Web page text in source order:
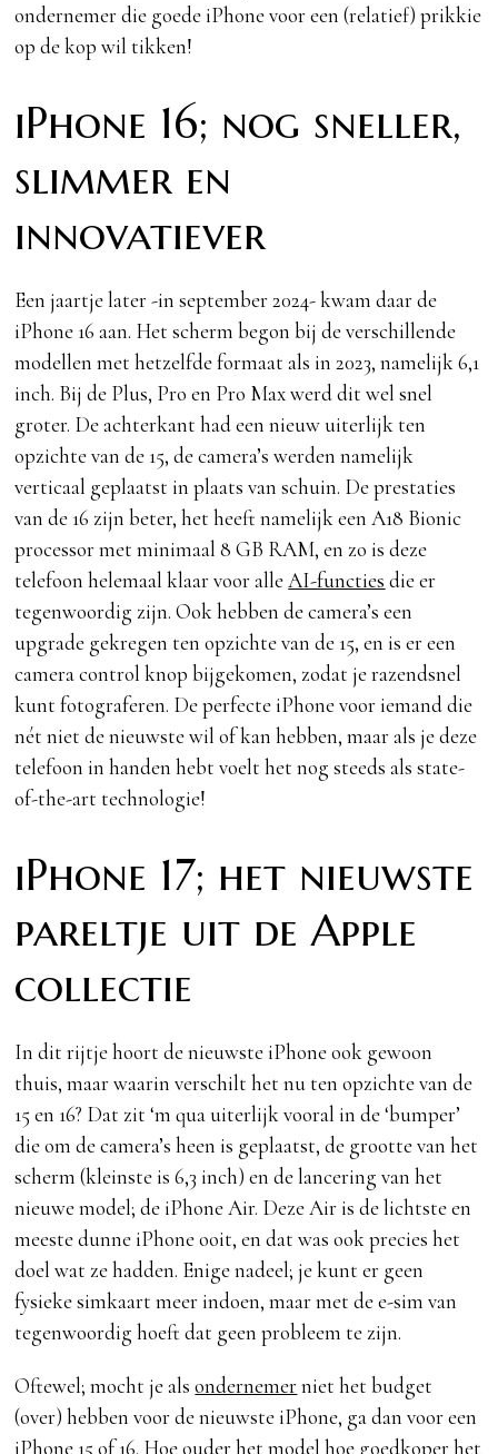
ondernemer die goede iPhone voor een (relatief) prikkie
op de kop wil tikken!
iPhone 16; nog sneller,
slimmer en
innovatiever
Een jaartje later -in september 2024- kwam daar de
iPhone 16 aan. Het scherm begon bij de verschillende
modellen met hetzelfde formaat als in 2023, namelijk 6,1
inch. Bij de Plus, Pro en Pro Max werd dit wel snel
groter. De achterkant had een nieuw uiterlijk ten
opzichte van de 15, de camera’s werden namelijk
verticaal geplaatst in plaats van schuin. De prestaties
van de 16 zijn beter, het heeft namelijk een A18 Bionic
processor met minimaal 8 GB RAM, en zo is deze
telefoon helemaal klaar voor alleAI-functies die er
tegenwoordig zijn. Ook hebben de camera’s een
upgrade gekregen ten opzichte van de 15, en is er een
camera control knop bijgekomen, zodat je razendsnel
kunt fotograferen. De perfecte iPhone voor iemand die
nét niet de nieuwste wil of kan hebben, maar als je deze
telefoon in handen hebt voelt het nog steeds als state-
of-the-art technologie!
iPhone 17; het nieuwste
pareltje uit de Apple
collectie
In dit rijtje hoort de nieuwste iPhone ook gewoon
thuis, maar waarin verschilt het nu ten opzichte van de
15 en 16? Dat zit ‘m qua uiterlijk vooral in de ‘bumper’
die om de camera’s heen is geplaatst, de grootte van het
scherm (kleinste is 6,3 inch) en de lancering van het
nieuwe model; de iPhone Air. Deze Air is de lichtste en
meeste dunne iPhone ooit, en dat was ook precies het
doel wat ze hadden. Enige nadeel; je kunt er geen
fysieke simkaart meer indoen, maar met de e-sim van
tegenwoordig hoeft dat geen probleem te zijn.
Oftewel; mocht je alsondernemerniet het budget
(over) hebben voor de nieuwste iPhone, ga dan voor een
iPhone 15 of 16. Hoe ouder het model hoe goedkoper het